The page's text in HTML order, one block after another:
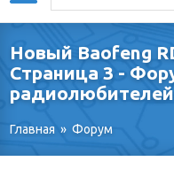
Новый Baofeng
Страница 3 -
радиолюбителей
Главная » Форум